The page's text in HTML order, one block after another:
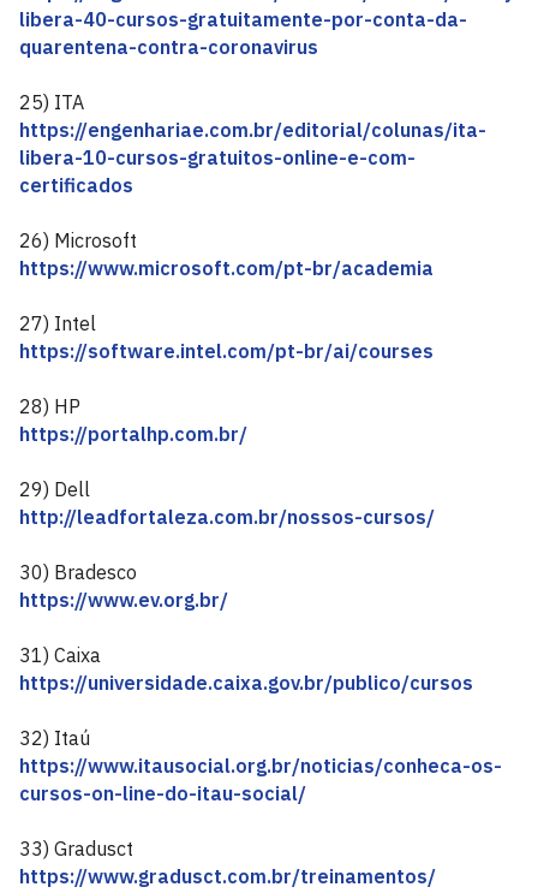
libera-40-cursos-gratuitamente-por-conta-da-
quarentena-contra-coronavirus
25) ITA
https://engenhariae.com.br/editorial/colunas/ita-
libera-10-cursos-gratuitos-online-e-com-
certificados
26) Microsoft
https://www.microsoft.com/pt-br/academia
27) Intel
https://software.intel.com/pt-br/ai/courses
28) HP
https://portalhp.com.br/
29) Dell
http://leadfortaleza.com.br/nossos-cursos/
30) Bradesco
https://www.ev.org.br/
31) Caixa
https://universidade.caixa.gov.br/publico/cursos
32) Itaú
https://www.itausocial.org.br/noticias/conheca-os-
cursos-on-line-do-itau-social/
33) Gradusct
https://www.gradusct.com.br/treinamentos/